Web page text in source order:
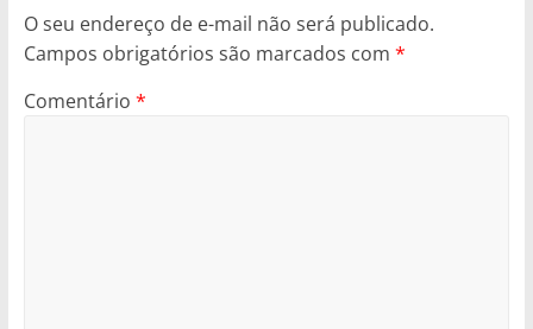
O seu endereço de e-mail não será publicado.
Campos obrigatórios são marcados com *
Comentário *